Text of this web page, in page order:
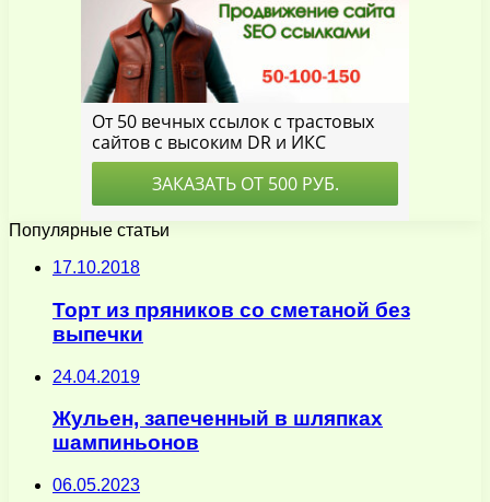
Популярные статьи
17.10.2018
Торт из пряников со сметаной без
выпечки
24.04.2019
Жульен, запеченный в шляпках
шампиньонов
06.05.2023